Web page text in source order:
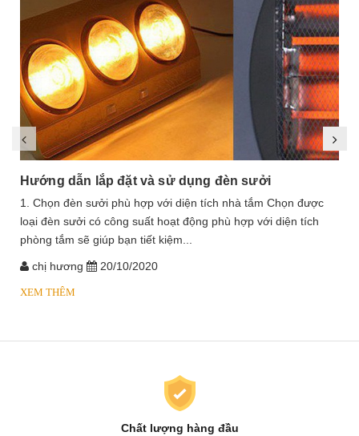
Hướng dẫn lắp đặt và sử dụng đèn sưởi
1. Chọn đèn sưởi phù hợp với diện tích nhà tắm Chọn được
loại đèn sưởi có công suất hoạt động phù hợp với diện tích
phòng tắm sẽ giúp bạn tiết kiệm...
chị hương 20/10/2020
XEM THÊM
Chất lượng hàng đầu